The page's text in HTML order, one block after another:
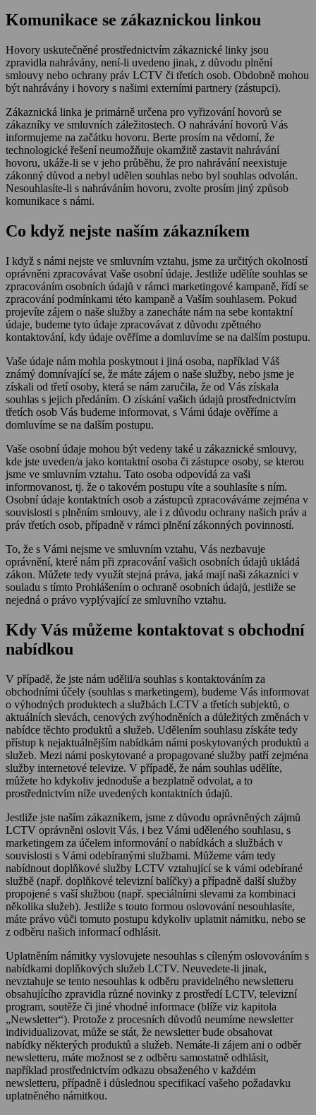
Komunikace se zákaznickou linkou
Hovory uskutečněné prostřednictvím zákaznické linky jsou
zpravidla nahrávány, není-li uvedeno jinak, z důvodu plnění
smlouvy nebo ochrany práv LCTV či třetích osob. Obdobně mohou
být nahrávány i hovory s našimi externími partnery (zástupci).
Zákaznická linka je primárně určena pro vyřizování hovorů se
zákazníky ve smluvních záležitostech. O nahrávání hovorů Vás
informujeme na začátku hovoru. Berte prosím na vědomí, že
technologické řešení neumožňuje okamžitě zastavit nahrávání
hovoru, ukáže-li se v jeho průběhu, že pro nahrávání neexistuje
zákonný důvod a nebyl udělen souhlas nebo byl souhlas odvolán.
Nesouhlasíte-li s nahráváním hovoru, zvolte prosím jiný způsob
komunikace s námi.
Co když nejste naším zákazníkem
I když s námi nejste ve smluvním vztahu, jsme za určitých okolností
oprávněni zpracovávat Vaše osobní údaje. Jestliže udělíte souhlas se
zpracováním osobních údajů v rámci marketingové kampaně, řídí se
zpracování podmínkami této kampaně a Vaším souhlasem. Pokud
projevíte zájem o naše služby a zanecháte nám na sebe kontaktní
údaje, budeme tyto údaje zpracovávat z důvodu zpětného
kontaktování, kdy údaje ověříme a domluvíme se na dalším postupu.
Vaše údaje nám mohla poskytnout i jiná osoba, například Váš
známý domnívající se, že máte zájem o naše služby, nebo jsme je
získali od třetí osoby, která se nám zaručila, že od Vás získala
souhlas s jejich předáním. O získání vašich údajů prostřednictvím
třetích osob Vás budeme informovat, s Vámi údaje ověříme a
domluvíme se na dalším postupu.
Vaše osobní údaje mohou být vedeny také u zákaznické smlouvy,
kde jste uveden/a jako kontaktní osoba či zástupce osoby, se kterou
jsme ve smluvním vztahu. Tato osoba odpovídá za vaši
informovanost, tj. že o takovém postupu víte a souhlasíte s ním.
Osobní údaje kontaktních osob a zástupců zpracováváme zejména v
souvislosti s plněním smlouvy, ale i z důvodu ochrany našich práv a
práv třetích osob, případně v rámci plnění zákonných povinností.
To, že s Vámi nejsme ve smluvním vztahu, Vás nezbavuje
oprávnění, které nám při zpracování vašich osobních údajů ukládá
zákon. Můžete tedy využít stejná práva, jaká mají naši zákazníci v
souladu s tímto Prohlášením o ochraně osobních údajů, jestliže se
nejedná o právo vyplývající ze smluvního vztahu.
Kdy Vás můžeme kontaktovat s obchodní
nabídkou
V případě, že jste nám udělil/a souhlas s kontaktováním za
obchodními účely (souhlas s marketingem), budeme Vás informovat
o výhodných produktech a službách LCTV a třetích subjektů, o
aktuálních slevách, cenových zvýhodněních a důležitých změnách v
nabídce těchto produktů a služeb. Udělením souhlasu získáte tedy
přístup k nejaktuálnějším nabídkám námi poskytovaných produktů a
služeb. Mezi námi poskytované a propagované služby patří zejména
služby internetové televize. V případě, že nám souhlas udělíte,
můžete ho kdykoliv jednoduše a bezplatně odvolat, a to
prostřednictvím níže uvedených kontaktních údajů.
Jestliže jste naším zákazníkem, jsme z důvodu oprávněných zájmů
LCTV oprávněni oslovit Vás, i bez Vámi uděleného souhlasu, s
marketingem za účelem informování o nabídkách a službách v
souvislosti s Vámi odebíranými službami. Můžeme vám tedy
nabídnout doplňkové služby LCTV vztahující se k vámi odebírané
službě (např. doplňkové televizní balíčky) a případně další služby
propojené s vaší službou (např. speciálními slevami za kombinaci
několika služeb). Jestliže s touto formou oslovování nesouhlasíte,
máte právo vůči tomuto postupu kdykoliv uplatnit námitku, nebo se
z odběru našich informací odhlásit.
Uplatněním námitky vyslovujete nesouhlas s cíleným oslovováním s
nabídkami doplňkových služeb LCTV. Neuvedete-li jinak,
nevztahuje se tento nesouhlas k odběru pravidelného newsletteru
obsahujícího zpravidla různé novinky z prostředí LCTV, televizní
program, soutěže či jiné vhodné informace (blíže viz kapitola
„Newsletter“). Protože z procesních důvodů neumíme newsletter
individualizovat, může se stát, že newsletter bude obsahovat
nabídky některých produktů a služeb. Nemáte-li zájem ani o odběr
newsletteru, máte možnost se z odběru samostatně odhlásit,
například prostřednictvím odkazu obsaženého v každém
newsletteru, případně i důslednou specifikací vašeho požadavku
uplatněného námitkou.